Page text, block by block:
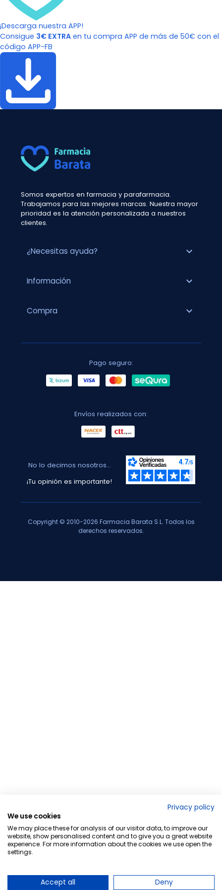
¡Descarga nuestra APP!
Consigue 3€ EXTRA en tu compra APP de más de 50€ con el
código APP-FB
Somos expertos en farmacia y parafarmacia.
Trabajamos para las mejores marcas. Nuestra mayor
prioridad es la atención personalizada a nuestros
clientes.
¿Necesitas ayuda? expand_more
Información expand_more
Compra expand_more
Pago seguro:
Envíos realizados con:
No lo decimos nosotros...
¡Tu opinión es importante!
Copyright © 2010-2026 Farmacia Barata S.L. Todos los
derechos reservados.
Privacy policy
We use cookies
We may place these for analysis of our visitor data, to improve our
website, show personalised content and to give you a great website
experience. For more information about the cookies we use open the
settings.
Accept all Deny